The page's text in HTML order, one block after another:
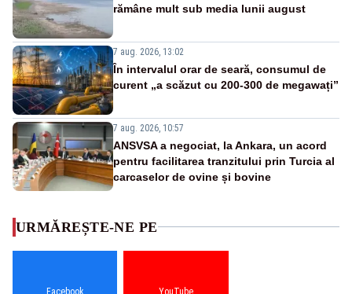
rămâne mult sub media lunii august
7 aug. 2026, 13:02
În intervalul orar de seară, consumul de
curent „a scăzut cu 200-300 de megawați”
7 aug. 2026, 10:57
ANSVSA a negociat, la Ankara, un acord
pentru facilitarea tranzitului prin Turcia al
carcaselor de ovine și bovine
URMĂREȘTE-NE PE
Facebook YouTube